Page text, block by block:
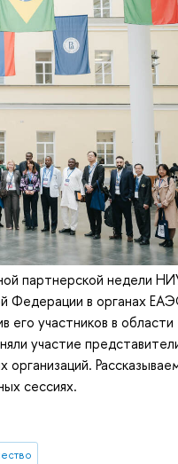
партнерской недели
Федерации в органах
его участников в области
участие
сессиях.